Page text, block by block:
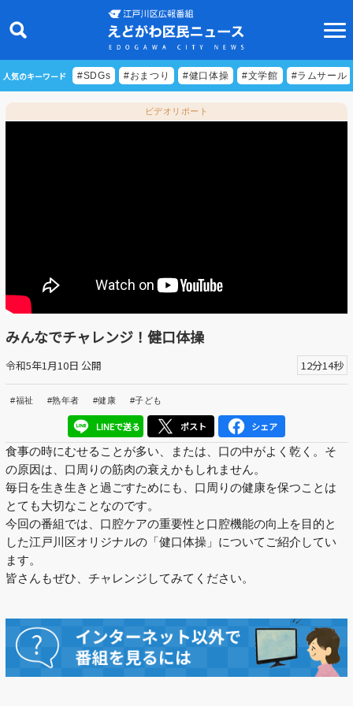
えどトピ
区議会だより
#えど推し
江戸川区でともに暮らそう / Living Together in Edogaw
a City
おうちで動画
Everyone's SDGs ～17のゴールを目指して～
公開日
人気のキーワード #SDGs #おまつり #健口体操 #文学館 #ラムサール
ビデオリポート
みんなでチャレンジ！健口体操
令和5年1月10日 公開 12分14秒
#福祉 #熟年者 #健康 #子ども
LINEで送る ポスト シェア
食事の時にむせることが多い、または、口の中がよく乾く。そ
の原因は、口周りの筋肉の衰えかもしれません。
毎日を生き生きと過ごすためにも、口周りの健康を保つことは
とても大切なことなのです。
今回の番組では、口腔ケアの重要性と口腔機能の向上を目的と
した江戸川区オリジナルの「健口体操」についてご紹介してい
ます。
皆さんもぜひ、チャレンジしてみてください。